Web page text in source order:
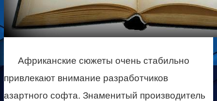
Африканские сюжеты очень стабильно
привлекают внимание разработчиков
азартного софта. Знаменитый производитель